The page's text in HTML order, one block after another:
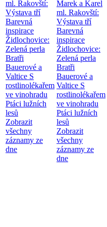
ml. Rakovští:
Výstava tří
Barevná
inspirace
Židlochovice:
Zelená perla
Bratři
Bauerové a
Valtice S
rostlinolékařem
ve vinohradu
Ptáci lužních
lesů
Zobrazit
všechny
záznamy ze
dne
Marek a Karel
ml. Rakovští:
Výstava tří
Barevná
inspirace
Židlochovice:
Zelená perla
Bratři
Bauerové a
Valtice S
rostlinolékařem
ve vinohradu
Ptáci lužních
lesů
Zobrazit
všechny
záznamy ze
dne